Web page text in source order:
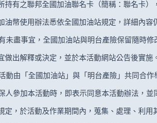
持有之聯邦全國加油聯名卡（簡稱：聯名卡）
油幣使用辦法悉依全國加油站規定，詳細內容
未盡事宜，全國加油站與明台產險保留隨時
做出解釋或決定，並於本活動網站公告後實施
動由「全國加油站」與「明台產險」共同合
人參加本活動時，即表示同意本活動辦法，
定，於活動及作業期間內，蒐集、處理、利